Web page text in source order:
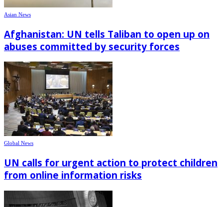
Asian News
Afghanistan: UN tells Taliban to open up on
abuses committed by security forces
Global News
UN calls for urgent action to protect children
from online information risks